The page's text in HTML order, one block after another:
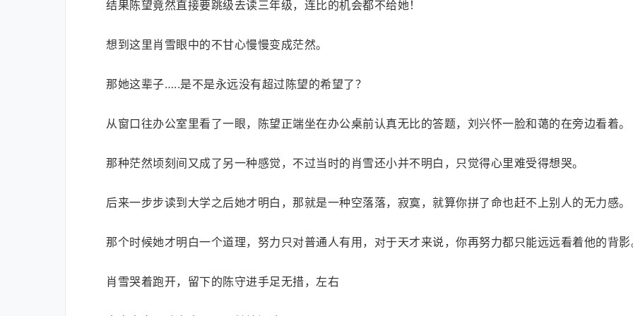
结果陈望竟然直接要跳级去读三年级，连比的机会都不给她！
想到这里肖雪眼中的不甘心慢慢变成茫然。
那她这辈子…..是不是永远没有超过陈望的希望了？
从窗口往办公室里看了一眼，陈望正端坐在办公桌前认真无比的答题，刘兴怀一脸和蔼的在旁边看着。
那种茫然顷刻间又成了另一种感觉，不过当时的肖雪还小并不明白，只觉得心里难受得想哭。
后来一步步读到大学之后她才明白，那就是一种空落落，寂寞，就算你拼了命也赶不上别人的无力感。
那个时候她才明白一个道理，努力只对普通人有用，对于天才来说，你再努力都只能远远看着他的背影
肖雪哭着跑开，留下的陈守进手足无措，左右